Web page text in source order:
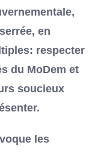
en
respecter
du MoDem et
soucieux
les